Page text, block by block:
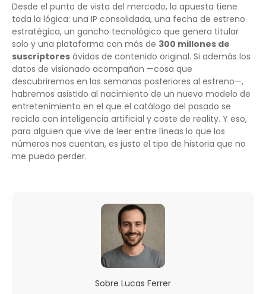
Desde el punto de vista del mercado, la apuesta tiene
toda la lógica: una IP consolidada, una fecha de estreno
estratégica, un gancho tecnológico que genera titular
solo y una plataforma con más de 300 millones de
suscriptores ávidos de contenido original. Si además los
datos de visionado acompañan —cosa que
descubriremos en las semanas posteriores al estreno—,
habremos asistido al nacimiento de un nuevo modelo de
entretenimiento en el que el catálogo del pasado se
recicla con inteligencia artificial y coste de reality. Y eso,
para alguien que vive de leer entre líneas lo que los
números nos cuentan, es justo el tipo de historia que no
me puedo perder.
Sobre Lucas Ferrer